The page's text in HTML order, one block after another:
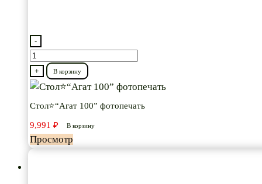
-
Количество
товара
Стол⭐“Агат
+ В корзину
Стол⭐“Агат 100” фотопечать
9,991 ₽ В корзину
Просмотр